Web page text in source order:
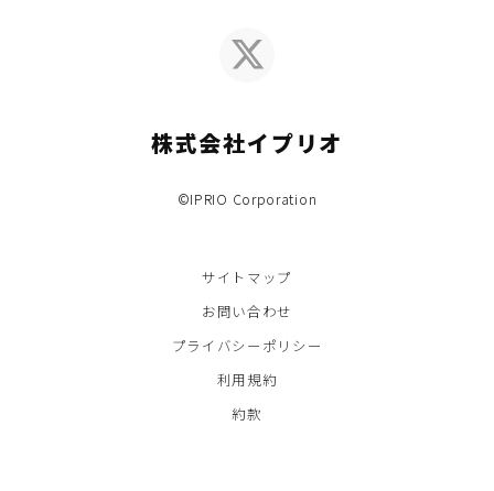
株式会社イプリオ
©IPRIO Corporation
サイトマップ
お問い合わせ
プライバシーポリシー
利用規約
約款